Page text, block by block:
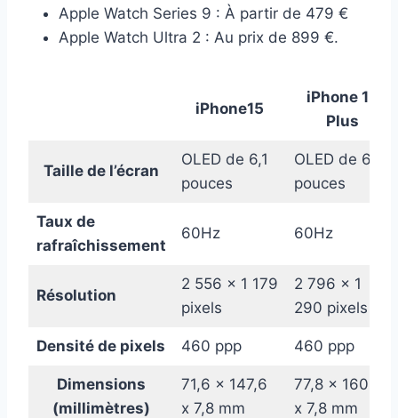
Apple Watch Series 9 : À partir de 479 €
Apple Watch Ultra 2 : Au prix de 899 €.
iPhone15
iPhone 15
Plus
Taille de l’écran
OLED de 6,1
pouces
OLED de 6,7
pouces
Taux de
rafraîchissement
60Hz 60Hz
Résolution
2 556 x 1 179
pixels
2 796 x 1
290 pixels
Densité de pixels 460 ppp 460 ppp
Dimensions
(millimètres)
71,6 x 147,6
x 7,8 mm
77,8 x 160,9
x 7,8 mm